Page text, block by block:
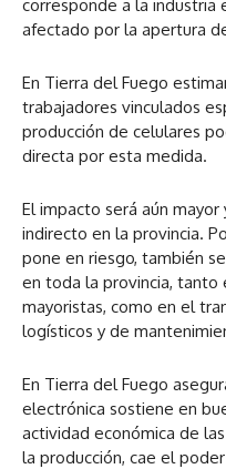
corresponde a la industria
afectado por la apertura
En Tierra del Fuego
trabajadores vinculados
producción de celulares
directa por esta medida.
El impacto será aún
indirecto en la provincia.
pone en riesgo, también
en toda la provincia, tanto
mayoristas, como en el
logísticos y de
En Tierra del Fuego
electrónica sostiene en
actividad económica de
la producción, cae el